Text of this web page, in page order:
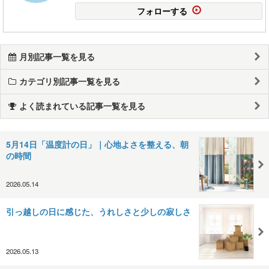
フォローする
月別記事一覧を見る
カテゴリ別記事一覧を見る
よく読まれている記事一覧を見る
5月14日「温度計の日」｜心地よさを整える、朝
の時間
2026.05.14
引っ越しの日に感じた、うれしさと少しの寂しさ
2026.05.13